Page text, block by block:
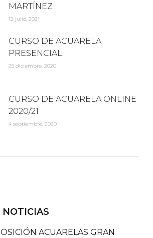
MARTÍNEZ
12 julio, 2021
CURSO DE ACUARELA
PRESENCIAL
25 diciembre, 2020
CURSO DE ACUARELA ONLINE
2020/21
4 septiembre, 2020
ACUARELAS GRAN